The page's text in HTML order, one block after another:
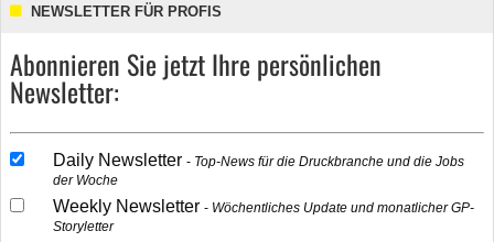
NEWSLETTER FÜR PROFIS
Abonnieren Sie jetzt Ihre persönlichen
Newsletter:
Daily Newsletter
Top-News für die Druckbranche und die Jobs
der Woche
Weekly Newsletter
Wöchentliches Update und monatlicher GP-
Storyletter